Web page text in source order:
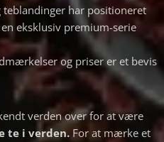
teblandinger har positioneret
eksklusiv premium-serie
og priser er et bevis
verden over for at være
te i verden. For at mærke et